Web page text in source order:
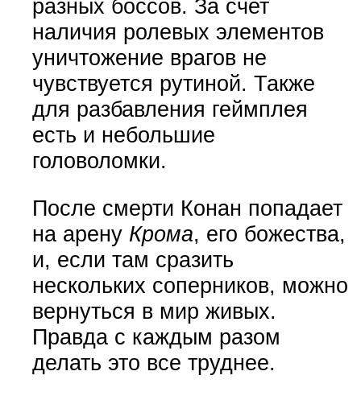
разных боссов. За счет
наличия ролевых элементов
уничтожение врагов не
чувствуется рутиной. Также
для разбавления геймплея
есть и небольшие
головоломки.
После смерти Конан попадает
на арену Крома, его божества,
и, если там сразить
нескольких соперников, можно
вернуться в мир живых.
Правда с каждым разом
делать это все труднее.